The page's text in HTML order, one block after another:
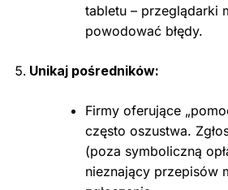
tabletu – przeglądarki
powodować błędy.
Unikaj pośredników:
Firmy oferujące
często oszustwa.
(poza symboliczną
nieznający przepisów